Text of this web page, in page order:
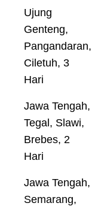
Ujung
Genteng,
Pangandaran,
Ciletuh, 3
Hari
Jawa Tengah,
Tegal, Slawi,
Brebes, 2
Hari
Jawa Tengah,
Semarang,